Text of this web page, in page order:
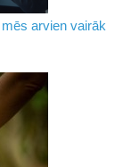
arvien vairāk